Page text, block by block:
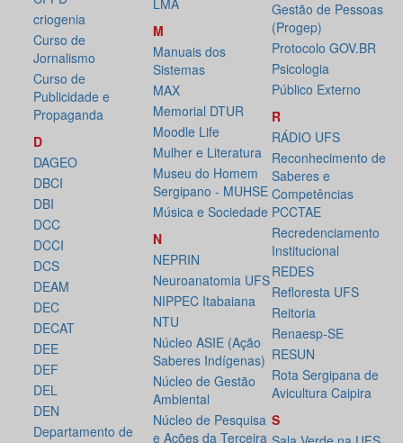
criogenia
Curso de
Jornalismo
Curso de
Publicidade e
Propaganda
D
DAGEO
DBCI
DBI
DCC
DCCI
DCS
DEAM
DEC
DECAT
DEE
DEF
DEL
DEN
Departamento de
LMA
M
Manuais dos
Sistemas
MAX
Memorial DTUR
Moodle Life
Mulher e Literatura
Museu do Homem
Sergipano - MUHSE
Música e Sociedade
N
NEPRIN
Neuroanatomia UFS
NIPPEC Itabaiana
NTU
Núcleo ASIE (Ação
Saberes Indígenas)
Núcleo de Gestão
Ambiental
Núcleo de Pesquisa
e Ações da Terceira
Gestão de Pessoas
(Progep)
Protocolo GOV.BR
Psicologia
Público Externo
R
RÁDIO UFS
Reconhecimento de
Saberes e
Competências
PCCTAE
Recredenciamento
Institucional
REDES
Refloresta UFS
Reitoria
Renaesp-SE
RESUN
Rota Sergipana de
Avicultura Caipira
S